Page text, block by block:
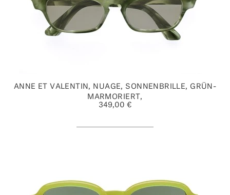
ANNE ET VALENTIN, NUAGE, SONNENBRILLE, GRÜN-
MARMORIERT,
349,00 €